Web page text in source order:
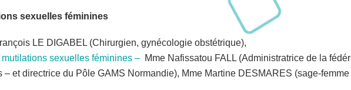
sexuelles féminines
LE DIGABEL (Chirurgien, gynécologie obstétrique),
sexuelles féminines – Mme Nafissatou FALL (Administratrice de la
et directrice du Pôle GAMS Normandie), Mme Martine DESMARES (sage-femme